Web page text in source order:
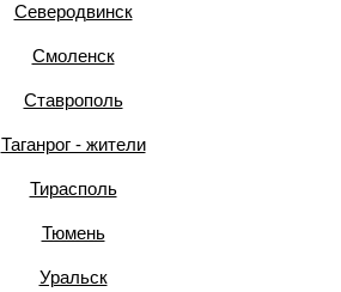
Северодвинск
Смоленск
Ставрополь
Таганрог - жители
Тирасполь
Тюмень
Уральск